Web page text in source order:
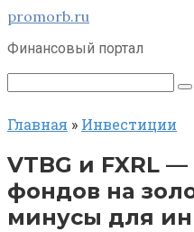
Перейти
контенту
promorb.ru
Финансовый портал
Поиск:
Главная » Инвестиции
VTBG и FXRL
фондов на
минусы для